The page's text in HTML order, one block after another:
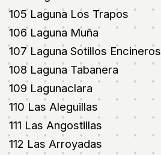
105 Laguna Los Trapos
106 Laguna Muña
107 Laguna Sotillos Encineros
108 Laguna Tabanera
109 Lagunaclara
110 Las Aleguillas
111 Las Angostillas
112 Las Arroyadas